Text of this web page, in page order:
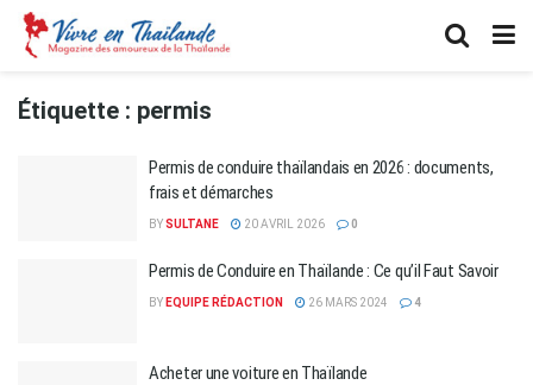
Étiquette : permis
Permis de conduire thaïlandais en 2026 : documents,
frais et démarches
BYSULTANE 20 AVRIL 2026 0
Permis de Conduire en Thaïlande : Ce qu’il Faut Savoir
BY EQUIPE RÉDACTION 26 MARS 2024 4
Acheter une voiture en Thaïlande